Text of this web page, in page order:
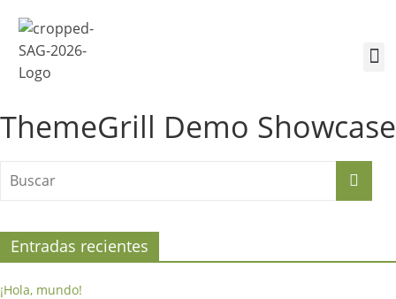
ThemeGrill Demo Showcase
Entradas recientes
¡Hola, mundo!